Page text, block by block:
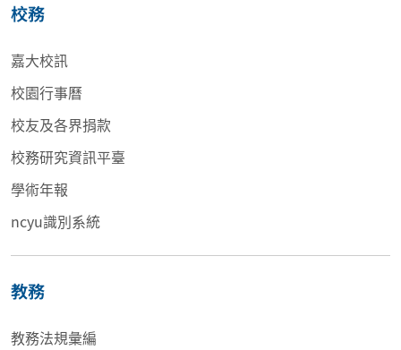
校務
嘉大校訊
校園行事曆
校友及各界捐款
校務研究資訊平臺
學術年報
ncyu識別系統
教務
教務法規彙編